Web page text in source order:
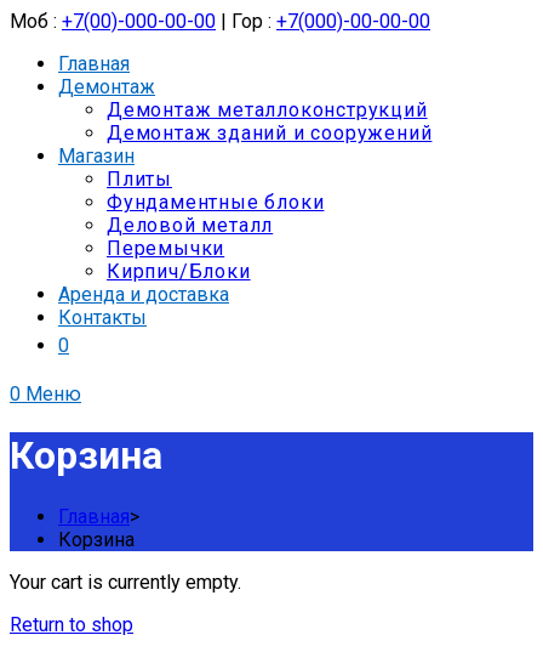
Моб : +7(00)-000-00-00 | Гор : +7(000)-00-00-00
Главная
Демонтаж
Демонтаж металлоконструкций
Демонтаж зданий и сооружений
Магазин
Плиты
Фундаментные блоки
Деловой металл
Перемычки
Кирпич/Блоки
Аренда и доставка
Контакты
0
0 Меню
Корзина
Главная>
Корзина
Your cart is currently empty.
Return to shop